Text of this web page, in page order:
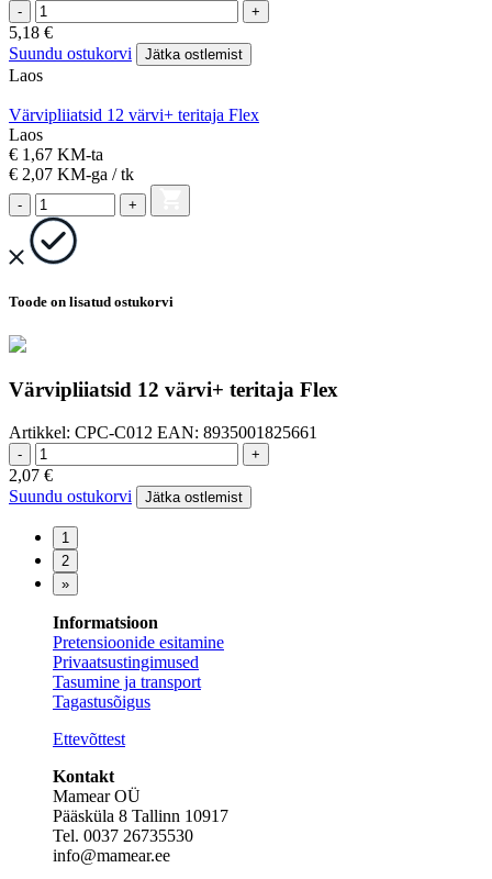
- +
5,18 €
Suundu ostukorvi
Jätka ostlemist
Laos
Värvipliiatsid 12 värvi+ teritaja Flex
Laos
€ 1,67 KM-ta
€ 2,07 KM-ga / tk
- +
Toode on lisatud ostukorvi
Värvipliiatsid 12 värvi+ teritaja Flex
Artikkel: CPC-C012 EAN: 8935001825661
- +
2,07 €
Suundu ostukorvi
Jätka ostlemist
Informatsioon
Pretensioonide esitamine
Privaatsustingimused
Tasumine ja transport
Tagastusõigus
Ettevõttest
Kontakt
Mamear OÜ
Pääsküla 8 Tallinn 10917
Tel. 0037 26735530
info@mamear.ee